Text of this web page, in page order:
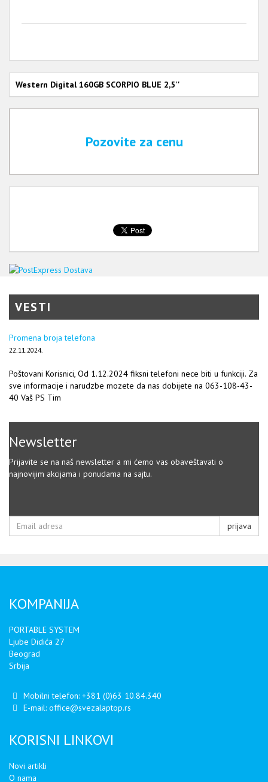
Western Digital 160GB SCORPIO BLUE 2,5''
Pozovite za cenu
VESTI
Promena broja telefona
22.11.2024.
Poštovani Korisnici, Od 1.12.2024 fiksni telefoni nece biti u funkciji. Za
sve informacije i narudzbe mozete da nas dobijete na 063-108-43-
40 Vaš PS Tim
Newsletter
Prijavite se na naš newsletter a mi ćemo vas obaveštavati o
najnovijim akcijama i ponudama na sajtu.
prijava
KOMPANIJA
PORTABLE SYSTEM
Ljube Didića 27
Beograd
Srbija
Mobilni telefon: +381 (0)63 10.84.340
E-mail: office@svezalaptop.rs
KORISNI LINKOVI
Novi artikli
O nama